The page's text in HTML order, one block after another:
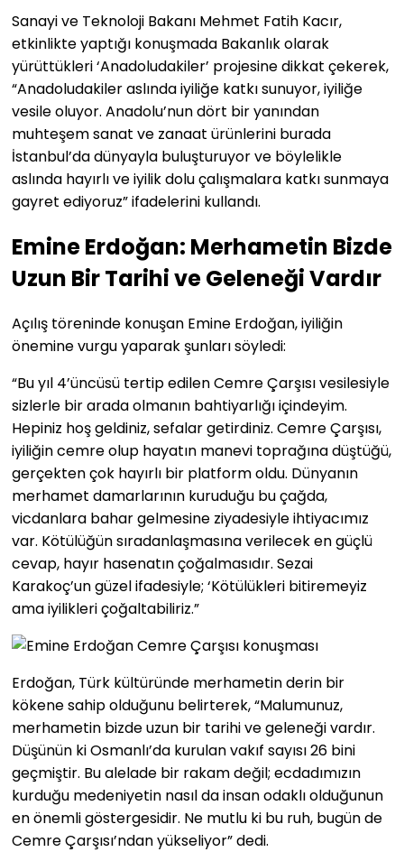
Sanayi ve Teknoloji Bakanı Mehmet Fatih Kacır,
etkinlikte yaptığı konuşmada Bakanlık olarak
yürüttükleri ‘Anadoludakiler’ projesine dikkat çekerek,
“Anadoludakiler aslında iyiliğe katkı sunuyor, iyiliğe
vesile oluyor. Anadolu’nun dört bir yanından
muhteşem sanat ve zanaat ürünlerini burada
İstanbul’da dünyayla buluşturuyor ve böylelikle
aslında hayırlı ve iyilik dolu çalışmalara katkı sunmaya
gayret ediyoruz” ifadelerini kullandı.
Emine Erdoğan: Merhametin Bizde
Uzun Bir Tarihi ve Geleneği Vardır
Açılış töreninde konuşan Emine Erdoğan, iyiliğin
önemine vurgu yaparak şunları söyledi:
“Bu yıl 4’üncüsü tertip edilen Cemre Çarşısı vesilesiyle
sizlerle bir arada olmanın bahtiyarlığı içindeyim.
Hepiniz hoş geldiniz, sefalar getirdiniz. Cemre Çarşısı,
iyiliğin cemre olup hayatın manevi toprağına düştüğü,
gerçekten çok hayırlı bir platform oldu. Dünyanın
merhamet damarlarının kuruduğu bu çağda,
vicdanlara bahar gelmesine ziyadesiyle ihtiyacımız
var. Kötülüğün sıradanlaşmasına verilecek en güçlü
cevap, hayır hasenatın çoğalmasıdır. Sezai
Karakoç’un güzel ifadesiyle; ‘Kötülükleri bitiremeyiz
ama iyilikleri çoğaltabiliriz.”
Erdoğan, Türk kültüründe merhametin derin bir
kökene sahip olduğunu belirterek, “Malumunuz,
merhametin bizde uzun bir tarihi ve geleneği vardır.
Düşünün ki Osmanlı’da kurulan vakıf sayısı 26 bini
geçmiştir. Bu alelade bir rakam değil; ecdadımızın
kurduğu medeniyetin nasıl da insan odaklı olduğunun
en önemli göstergesidir. Ne mutlu ki bu ruh, bugün de
Cemre Çarşısı’ndan yükseliyor” dedi.